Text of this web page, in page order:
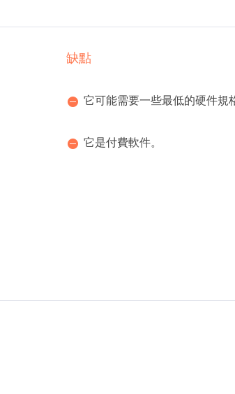
缺點
它可能需要一些最低的硬件規
它是付費軟件。